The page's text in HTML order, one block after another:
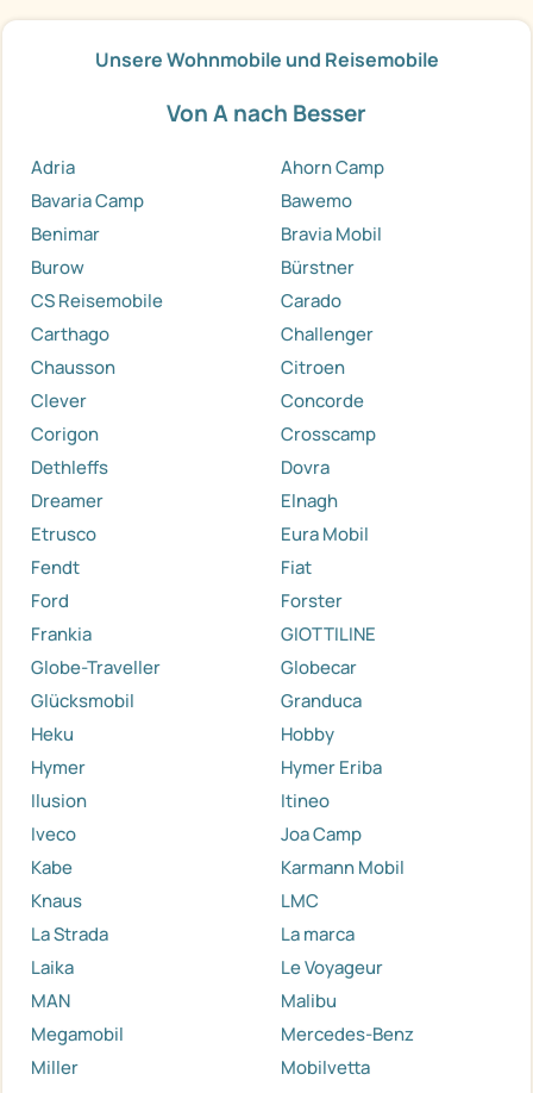
Unsere Wohnmobile und Reisemobile
Von A nach Besser
Adria
Ahorn Camp
Bavaria Camp
Bawemo
Benimar
Bravia Mobil
Burow
Bürstner
CS Reisemobile
Carado
Carthago
Challenger
Chausson
Citroen
Clever
Concorde
Corigon
Crosscamp
Dethleffs
Dovra
Dreamer
Elnagh
Etrusco
Eura Mobil
Fendt
Fiat
Ford
Forster
Frankia
GIOTTILINE
Globe-Traveller
Globecar
Glücksmobil
Granduca
Heku
Hobby
Hymer
Hymer Eriba
Ilusion
Itineo
Iveco
Joa Camp
Kabe
Karmann Mobil
Knaus
LMC
La Strada
La marca
Laika
Le Voyageur
MAN
Malibu
Megamobil
Mercedes-Benz
Miller
Mobilvetta